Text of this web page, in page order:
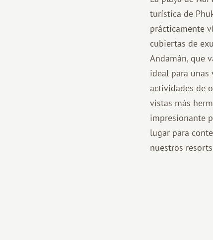
turística de
prácticamente
cubiertas de
Andamán, que
ideal para unas
actividades de
vistas más
impresionante
lugar para
nuestros